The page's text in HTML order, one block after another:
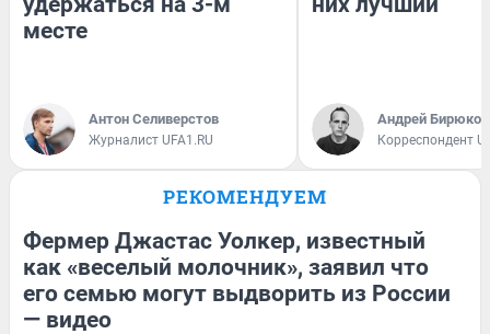
месте
Антон Селиверстов
Журналист UFA1.RU
Андрей Бирюков
Корреспондент
РЕКОМЕНДУЕМ
Фермер Джастас Уолкер, известный
как «веселый молочник», заявил что
его семью могут выдворить из России
— видео